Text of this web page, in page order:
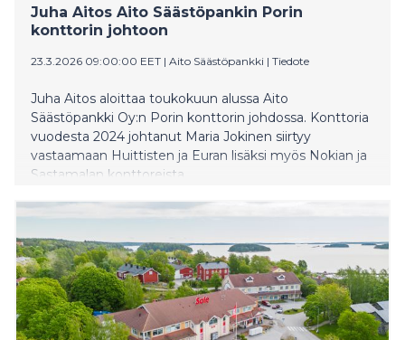
Juha Aitos Aito Säästöpankin Porin
konttorin johtoon
23.3.2026 09:00:00 EET | Aito Säästöpankki | Tiedote
Juha Aitos aloittaa toukokuun alussa Aito
Säästöpankki Oy:n Porin konttorin johdossa. Konttoria
vuodesta 2024 johtanut Maria Jokinen siirtyy
vastaamaan Huittisten ja Euran lisäksi myös Nokian ja
Sastamalan konttoreista.